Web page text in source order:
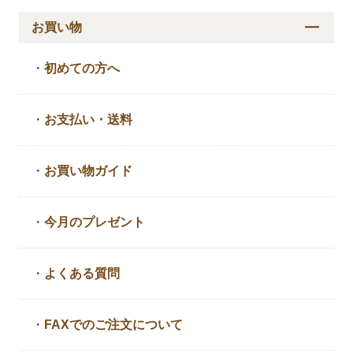
お買い物
・初めての方へ
・ お支払い・送料
・ お買い物ガイド
・今月のプレゼント
・ よくある質問
・ FAXでのご注文について